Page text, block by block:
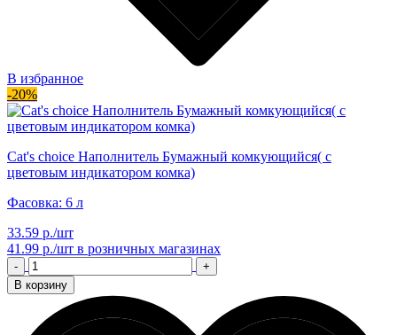
В избранное
-20%
Cat's choice Наполнитель Бумажный комкующийся( с
цветовым индикатором комка)
Фасовка: 6 л
33.59 р./шт
41.99 р./шт в розничных магазинах
-
+
В корзину